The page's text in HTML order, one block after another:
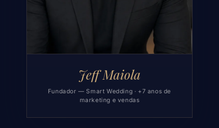
Jeff Maiola
Fundador — Smart Wedding · +7 anos de
marketing e vendas